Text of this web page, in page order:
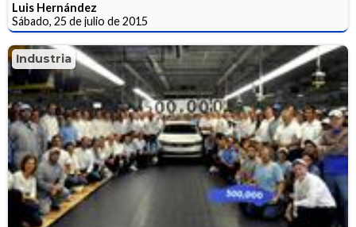
Luis Hernández
Sábado, 25 de julio de 2015
Industria